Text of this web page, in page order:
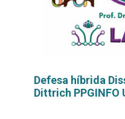
Defesa híbrida
Dittrich PPGINFO